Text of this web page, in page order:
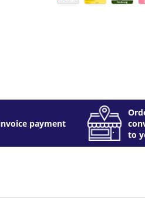
payment
to